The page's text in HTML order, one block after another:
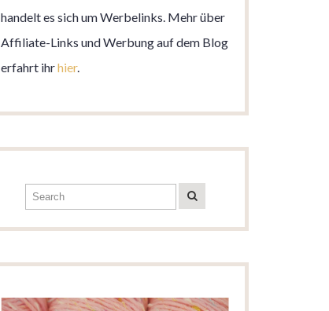
handelt es sich um Werbelinks. Mehr über
Affiliate-Links und Werbung auf dem Blog
erfahrt ihrhier.